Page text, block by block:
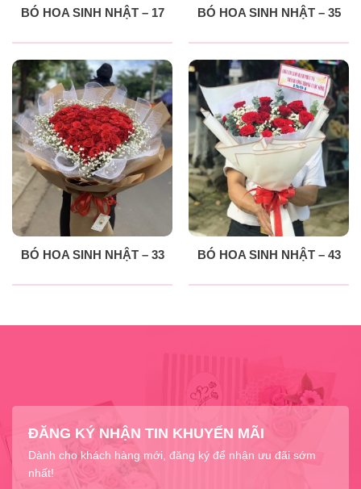
BÓ HOA SINH NHẬT – 17 BÓ HOA SINH NHẬT – 35
BÓ HOA SINH NHẬT – 33 BÓ HOA SINH NHẬT – 43
ĐĂNG KÝ NHẬN TIN KHUYẾN MÃI
Dành cho khách hàng mới, đăng ký để nhận ưu đãi sớm
nhất!